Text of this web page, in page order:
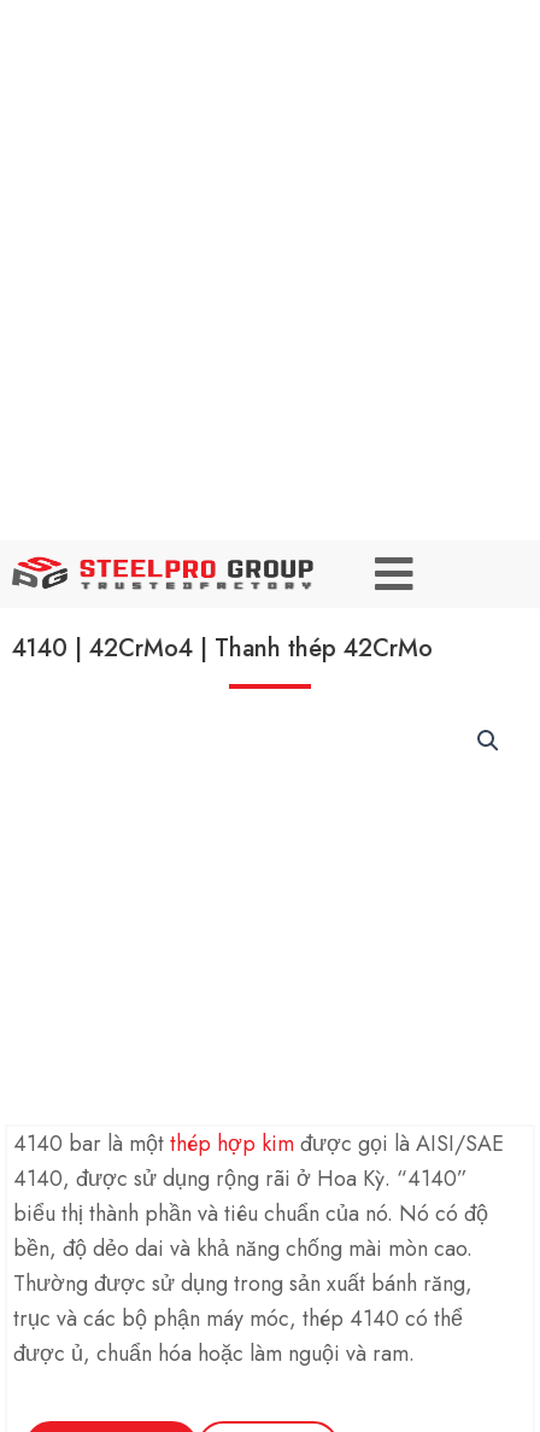
4140 | 42CrMo4 | Thanh thép 42CrMo
4140 bar là mộtthép hợp kimđược gọi là AISI/SAE
4140, được sử dụng rộng rãi ở Hoa Kỳ. “4140”
biểu thị thành phần và tiêu chuẩn của nó. Nó có độ
bền, độ dẻo dai và khả năng chống mài mòn cao.
Thường được sử dụng trong sản xuất bánh răng,
trục và các bộ phận máy móc, thép 4140 có thể
được ủ, chuẩn hóa hoặc làm nguội và ram.